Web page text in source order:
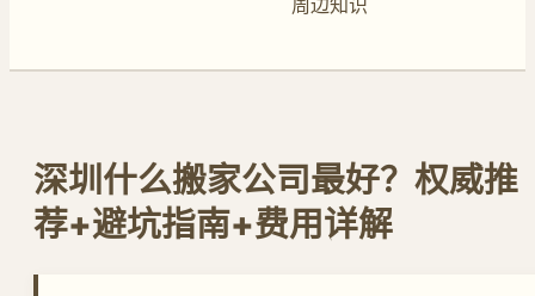
周边知识
深圳什么搬家公司最好？权威推
荐+避坑指南+费用详解